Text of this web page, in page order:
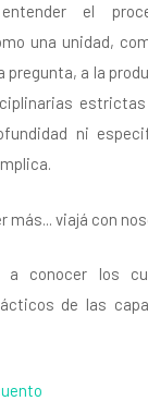
el
una unidad,
pregunta, a la
ni
más... viajá con
a conocer los
de las